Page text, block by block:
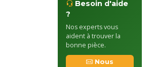
Besoin d'aide
?
Nos experts vous
aident à trouver la
bonne pièce.
Nous